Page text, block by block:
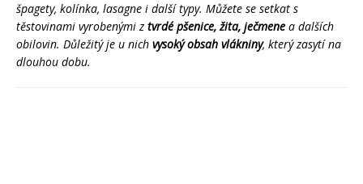
špagety, kolínka, lasagne i další typy. Můžete se setkat s
těstovinami vyrobenými z tvrdé pšenice, žita, ječmene a dalších
obilovin. Důležitý je u nich vysoký obsah vlákniny, který zasytí na
dlouhou dobu.